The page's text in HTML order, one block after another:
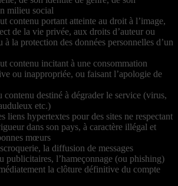
milieu social
contenu portant atteinte au droit à l’image,
de la vie privée, aux droits d’auteur ou
à la protection des données personnelles d’un
contenu incitant à une consommation
ou inappropriée, ou faisant l’apologie de
contenu destiné à dégrader le service (virus,
etc.)
liens hypertextes pour des sites ne respectant
dans son pays, à caractère illégal et
mœurs
la diffusion de messages
publicitaires, l’hameçonnage (ou phishing)
la clôture définitive du compte